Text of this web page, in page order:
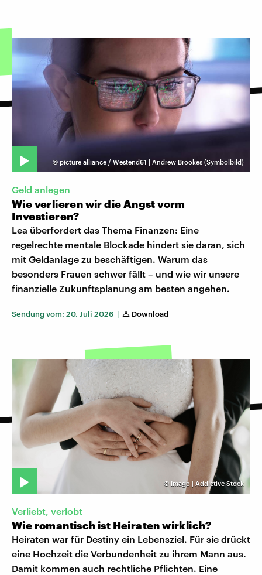
© picture alliance / Westend61 | Andrew Brookes (Symbolbild)
Geld anlegen
Wie verlieren wir die Angst vorm
Investieren?
Lea überfordert das Thema Finanzen: Eine
regelrechte mentale Blockade hindert sie daran, sich
mit Geldanlage zu beschäftigen. Warum das
besonders Frauen schwer fällt – und wie wir unsere
finanzielle Zukunftsplanung am besten angehen.
Sendung vom: 20. Juli 2026 | Download
© Imago | Addictive Stock
Verliebt, verlobt
Wie romantisch ist Heiraten wirklich?
Heiraten war für Destiny ein Lebensziel. Für sie drückt
eine Hochzeit die Verbundenheit zu ihrem Mann aus.
Damit kommen auch rechtliche Pflichten. Eine